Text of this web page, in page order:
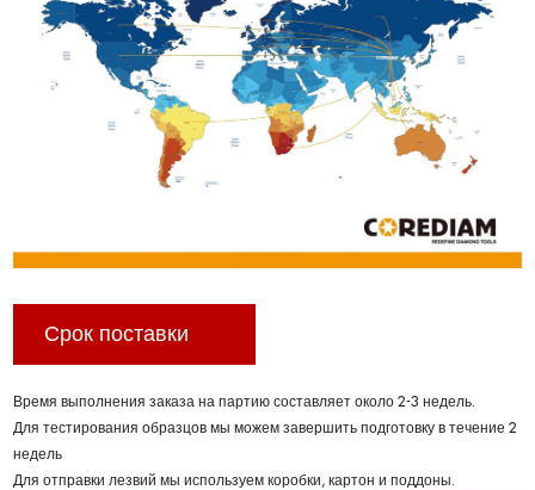
Срок поставки
Время выполнения заказа на партию составляет около 2-3 недель.
Для тестирования образцов мы можем завершить подготовку в течение 2
недель
Для отправки лезвий мы используем коробки, картон и поддоны.